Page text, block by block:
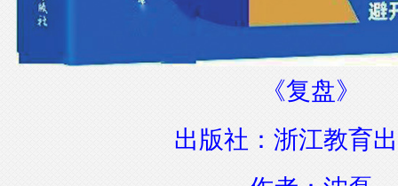
《复盘》
出版社：浙江教育